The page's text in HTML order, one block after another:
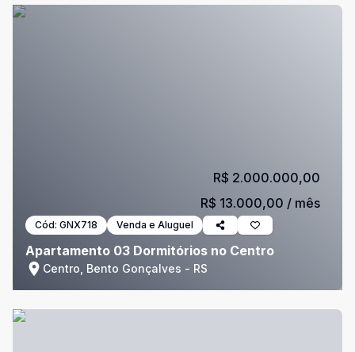
Cód: GNX718 Venda e Aluguel
Apartamento 03 Dormitórios no Centro
Centro, Bento Gonçalves - RS
R$ 2.000.000,00
R$ 13.000,00 / mês